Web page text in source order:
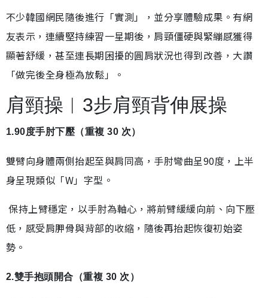
不少韓國網民隨後進行「實測」，並分享體驗成果。有網
友表示，連續堅持練習一星期後，肩頸僵硬與緊繃感獲得
顯著舒緩，甚至連長期困擾的圓肩狀況也得到改善，大讚
「做完後全身極為放鬆」。
肩頸操︱3步肩頸背伸展操
1.90度手肘下壓（重複 30 次）
雙臂向身體兩側抬起至與肩同高，手肘彎曲呈90度，上半
身呈現類似「W」字型。
保持上臂穩定，以手肘為軸心，將前臂緩緩向前、向下壓
低，感受肩胛骨與背部的收縮，隨後再抬起恢復初始姿
勢。
2.雙手抱頭開合（重複 30 次）